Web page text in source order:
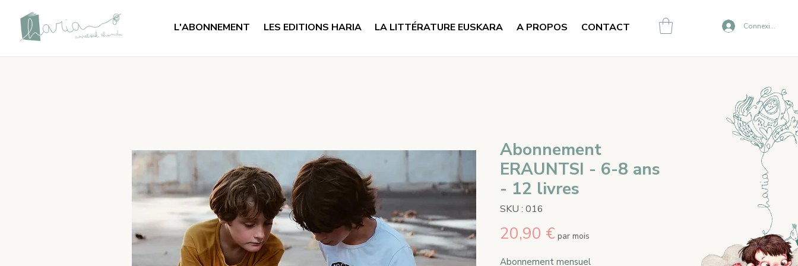
L'ABONNEMENT LES EDITIONS HARIA LA LITTÉRATURE EUSKARA A PROPOS CONTACT Connexion
Abonnement
ERAUNTSI - 6-8 ans
- 12 livres
SKU : 016
20,90 €Prix
par mois
Abonnement mensuel